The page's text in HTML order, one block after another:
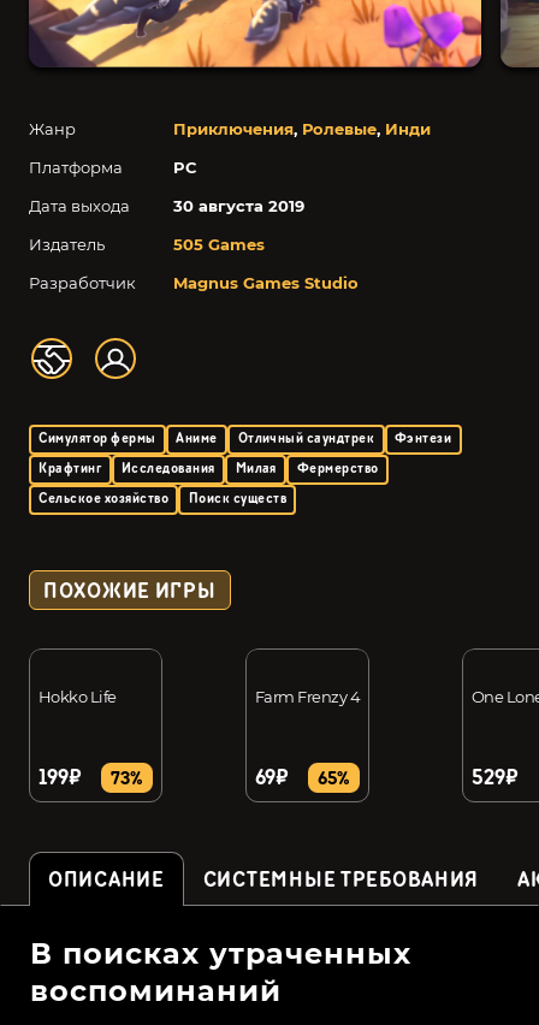
Жанр Приключения, Ролевые, Инди
Платформа
PC
Дата выхода
30 августа 2019
Издатель
505 Games
Разработчик
Magnus Games Studio
Симулятор фермы Аниме Отличный саундтрек
Фэнтези
Крафтинг
Исследования Милая
Фермерство
Сельское хозяйство
Поиск существ
ПОХОЖИЕ ИГРЫ
Hokko Life
199₽ 73%
Farm Frenzy 4
69₽ 65%
One
529₽
ОПИСАНИЕ СИСТЕМНЫЕ ТРЕБОВАНИЯ
В поисках утраченных
воспоминаний